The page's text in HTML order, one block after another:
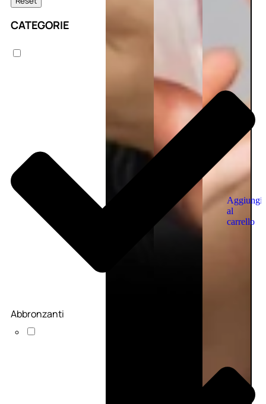
Aggiungi
al
carrello
CATEGORIE
Abbronzanti